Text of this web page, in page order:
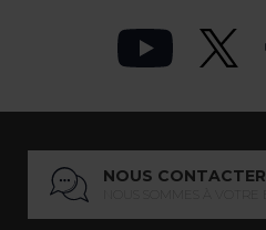
NOUS CONTACTER